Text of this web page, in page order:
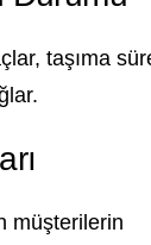
taşıma
müşterilerin